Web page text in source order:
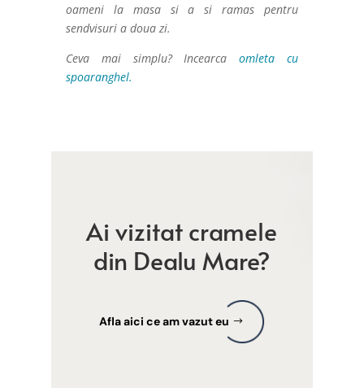
oameni la masa si a si ramas pentru
sendvisuri a doua zi.
Ceva mai simplu? Incearcaomleta cu
spoaranghel.
Ai vizitat cramele
din Dealu Mare?
Afla aici ce am vazut eu